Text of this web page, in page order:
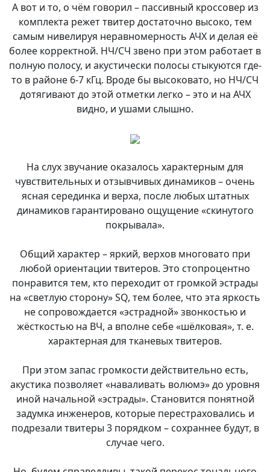
А вот и то, о чём говорил – пассивный кроссовер из
комплекта режет твитер достаточно высоко, тем
самым нивелируя неравномерность АЧХ и делая её
более корректной. НЧ/СЧ звено при этом работает в
полную полосу, и акустически полосы стыкуются где-
то в районе 6-7 кГц. Вроде бы высоковато, но НЧ/СЧ
дотягивают до этой отметки легко – это и на АЧХ
видно, и ушами слышно.
На слух звучание оказалось характерным для
чувствительных и отзывчивых динамиков – очень
ясная серединка и верха, после любых штатных
динамиков гарантировано ощущение «скинутого
покрывала».
Общий характер – яркий, верхов многовато при
любой ориентации твитеров. Это стопроцентно
понравится тем, кто переходит от громкой эстрады
на «светлую сторону» SQ, тем более, что эта яркость
не сопровождается «эстрадной» звонкостью и
жёсткостью на ВЧ, а вполне себе «шёлковая», т. е.
характерная для тканевых твитеров.
При этом запас громкости действительно есть,
акустика позволяет «наваливать волюмэ» до уровня
иной начальной «эстрады». Становится понятной
задумка инженеров, которые перестраховались и
подрезали твитеры 3 порядком – сохраннее будут, в
случае чего.